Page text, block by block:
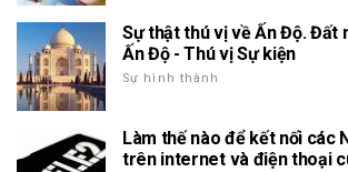
Sự thật thú vị về Ấn Độ. Đất
Ấn Độ - Thú vị Sự kiện
Sự hình thành
Làm thế nào để kết nối các
trên internet và điện thoại